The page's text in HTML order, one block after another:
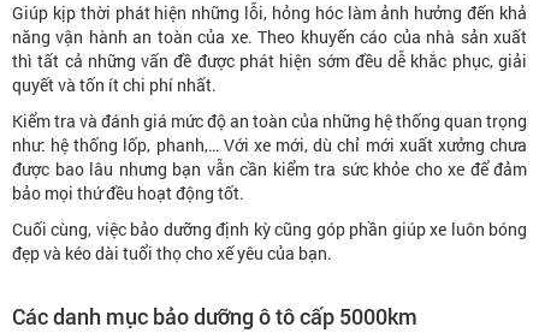
Giúp kịp thời phát hiện những lỗi, hỏng hóc làm ảnh hưởng đến khả
năng vận hành an toàn của xe. Theo khuyến cáo của nhà sản xuất
thì tất cả những vấn đề được phát hiện sớm đều dễ khắc phục, giải
quyết và tốn ít chi phí nhất.
Kiểm tra và đánh giá mức độ an toàn của những hệ thống quan trọng
như: hệ thống lốp, phanh,… Với xe mới, dù chỉ mới xuất xưởng chưa
được bao lâu nhưng bạn vẫn cần kiểm tra sức khỏe cho xe để đảm
bảo mọi thứ đều hoạt động tốt.
Cuối cùng, việc bảo dưỡng định kỳ cũng góp phần giúp xe luôn bóng
đẹp và kéo dài tuổi thọ cho xế yêu của bạn.
Các danh mục bảo dưỡng ô tô cấp 5000km